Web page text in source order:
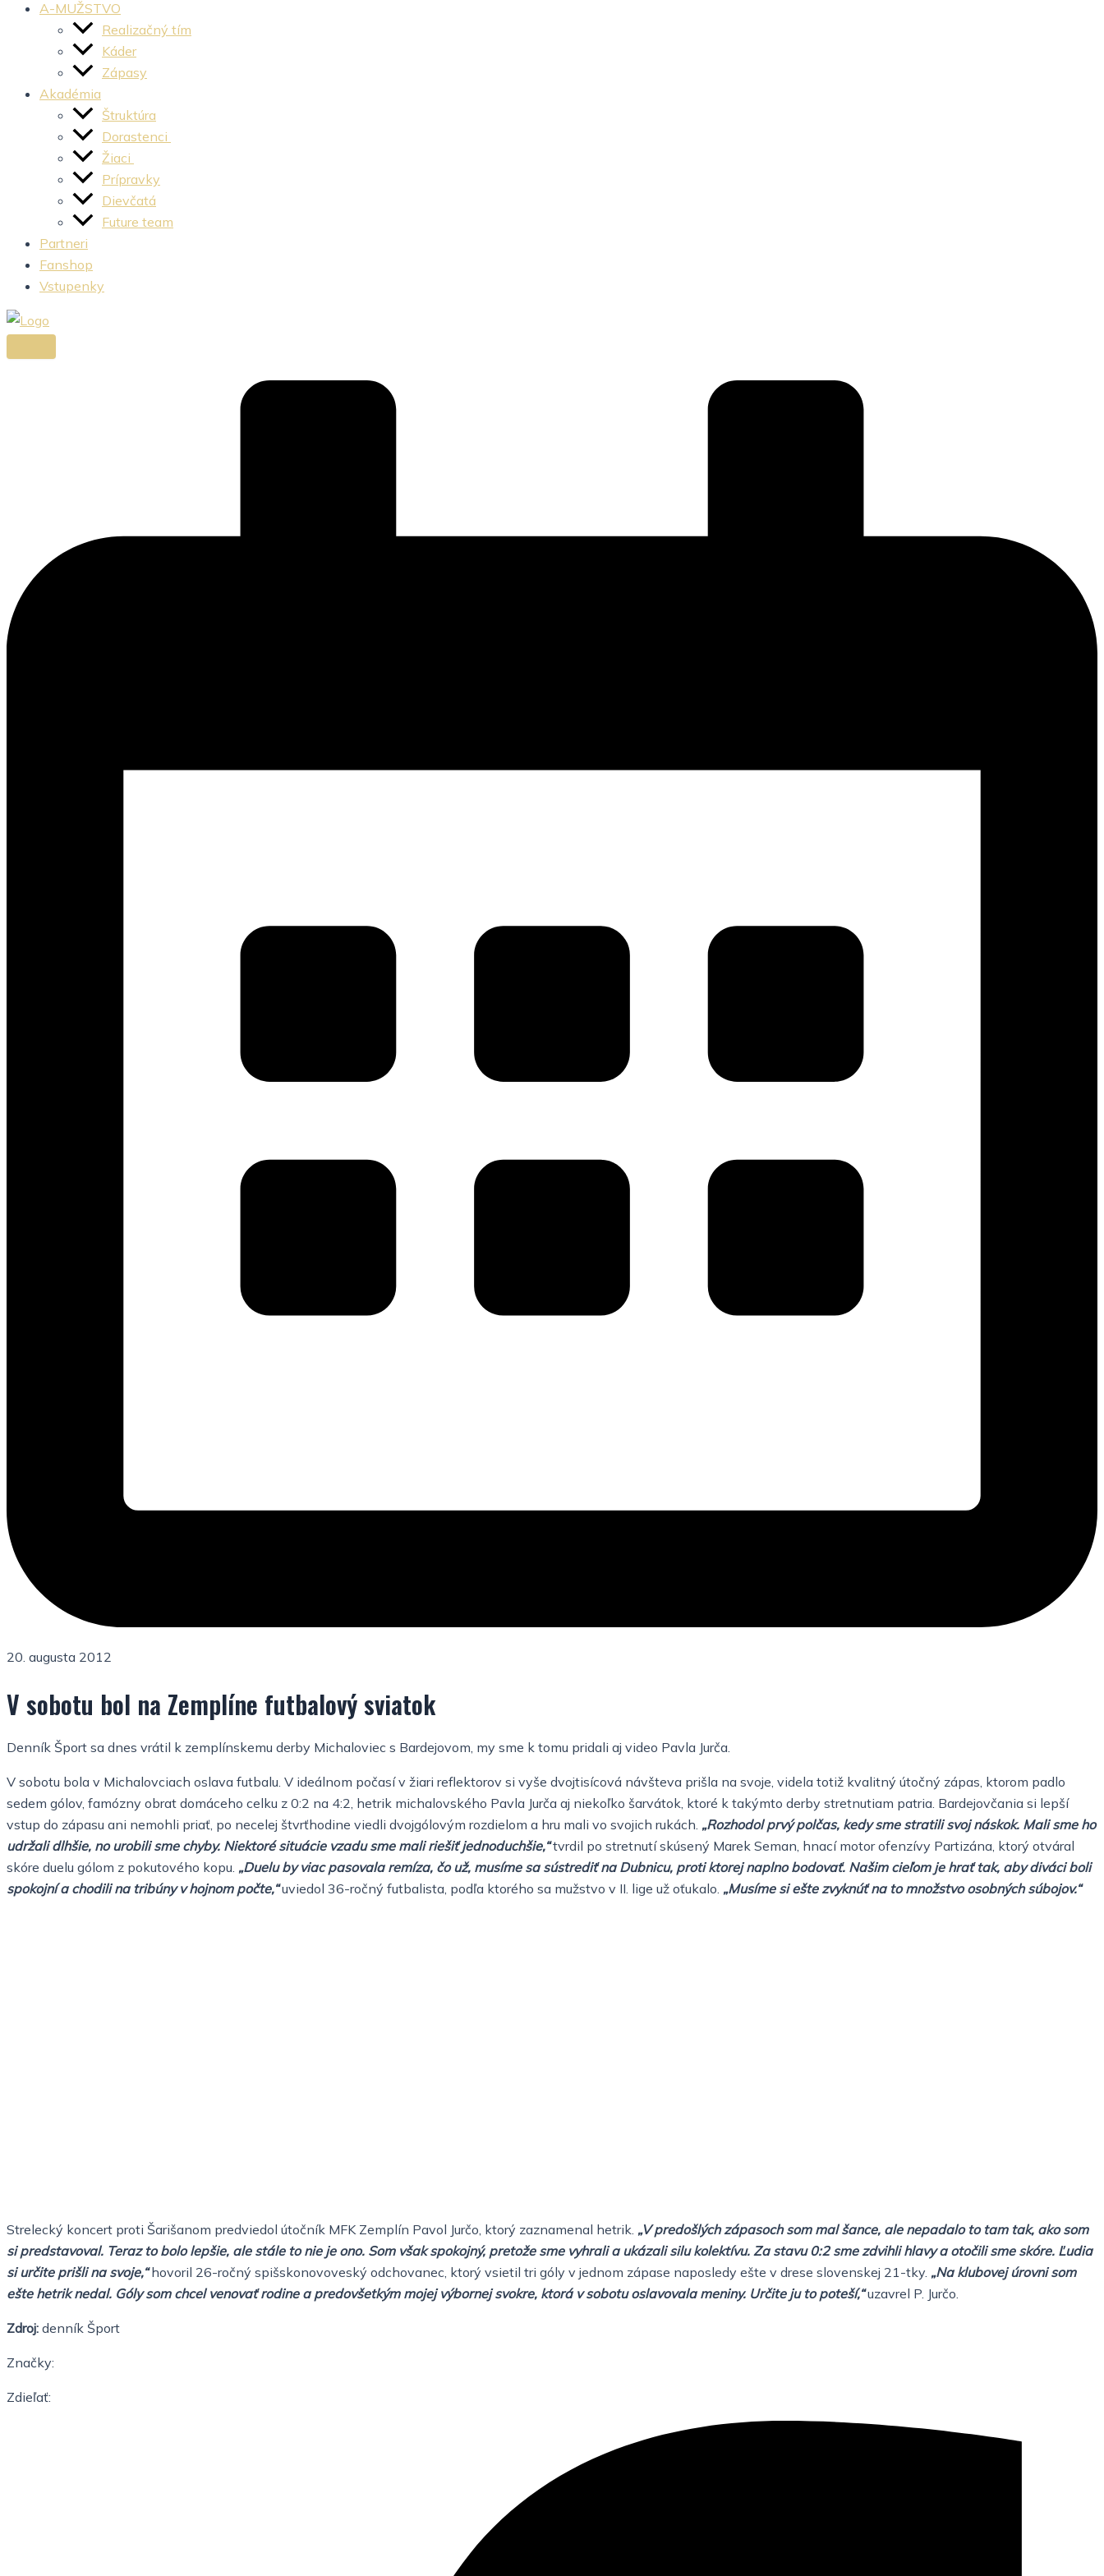
A-MUŽSTVO
Realizačný tím
Káder
Zápasy
Akadémia
Štruktúra
Dorastenci
Žiaci
Prípravky
Dievčatá
Future team
Partneri
Fanshop
Vstupenky
20. augusta 2012
V sobotu bol na Zemplíne futbalový sviatok
Denník Šport sa dnes vrátil k zemplínskemu derby Michaloviec s Bardejovom, my sme k tomu pridali aj video Pavla Jurča.
V sobotu bola v Michalovciach oslava futbalu. V ideálnom počasí v žiari reflektorov si vyše dvojtisícová návšteva prišla na svoje, videla totiž kvalitný útočný zápas, ktorom padlo
sedem gólov, famózny obrat domáceho celku z 0:2 na 4:2, hetrik michalovského Pavla Jurča aj niekoľko šarvátok, ktoré k takýmto derby stretnutiam patria. Bardejovčania si lepší
vstup do zápasu ani nemohli priať, po necelej štvrťhodine viedli dvojgólovým rozdielom a hru mali vo svojich rukách. „Rozhodol prvý polčas, kedy sme stratili svoj náskok. Mali sme ho
udržali dlhšie, no urobili sme chyby. Niektoré situácie vzadu sme mali riešiť jednoduchšie,“tvrdil po stretnutí skúsený Marek Seman, hnací motor ofenzívy Partizána, ktorý otváral
skóre duelu gólom z pokutového kopu. „Duelu by viac pasovala remíza, čo už, musíme sa sústrediť na Dubnicu, proti ktorej naplno bodovať. Našim cieľom je hrať tak, aby diváci boli
spokojní a chodili na tribúny v hojnom počte,“uviedol 36-ročný futbalista, podľa ktorého sa mužstvo v II. lige už oťukalo. „Musíme si ešte zvyknúť na to množstvo osobných súbojov.“
Strelecký koncert proti Šarišanom predviedol útočník MFK Zemplín Pavol Jurčo, ktorý zaznamenal hetrik. „V predošlých zápasoch som mal šance, ale nepadalo to tam tak, ako som
si predstavoval. Teraz to bolo lepšie, ale stále to nie je ono. Som však spokojný, pretože sme vyhrali a ukázali silu kolektívu. Za stavu 0:2 sme zdvihli hlavy a otočili sme skóre. Ľudia
si určite prišli na svoje,“hovoril 26-ročný spišskonovoveský odchovanec, ktorý vsietil tri góly v jednom zápase naposledy ešte v drese slovenskej 21-tky. „Na klubovej úrovni som
ešte hetrik nedal. Góly som chcel venovať rodine a predovšetkým mojej výbornej svokre, ktorá v sobotu oslavovala meniny. Určite ju to poteší,“uzavrel P. Jurčo.
Zdroj: denník Šport
Značky:
Zdieľať: